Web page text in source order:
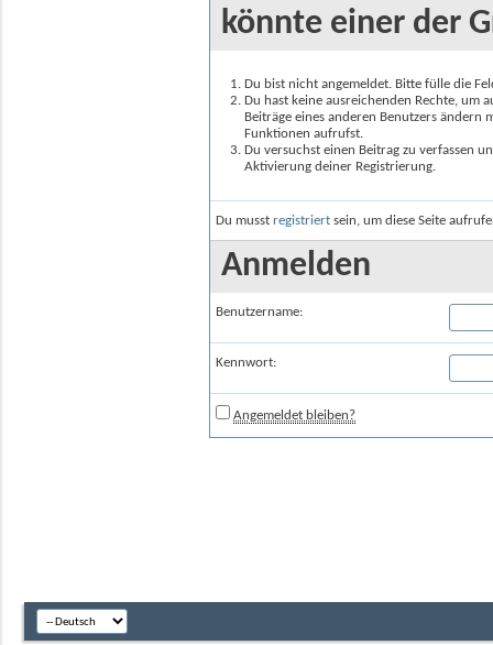
könnte einer der
Du bist nicht angemeldet. Bitte fülle die
Du hast keine ausreichenden Rechte, um
Beiträge eines anderen Benutzers
Funktionen aufrufst.
Du versuchst einen Beitrag zu verfassen
Aktivierung deiner Registrierung.
Du musst registriert sein, um diese Seite
Anmelden
Benutzername:
Kennwort:
Angemeldet bleiben?